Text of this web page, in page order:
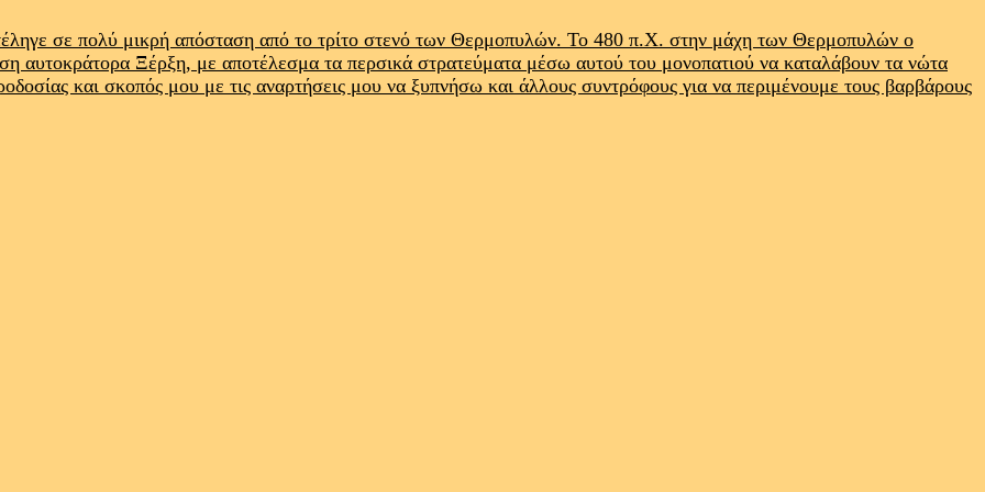
σε πολύ μικρή απόσταση από το τρίτο στενό των Θερμοπυλών. Το 480 π.Χ. στην μάχη των Θερμοπυλών ο
αυτοκράτορα Ξέρξη, με αποτέλεσμα τα περσικά στρατεύματα μέσω αυτού του μονοπατιού να καταλάβουν τα νώτα
και σκοπός μου με τις αναρτήσεις μου να ξυπνήσω και άλλους συντρόφους για να περιμένουμε τους βαρβάρους